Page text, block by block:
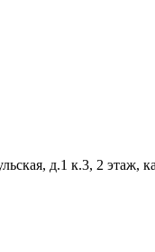
д.1 к.3, 2 этаж,